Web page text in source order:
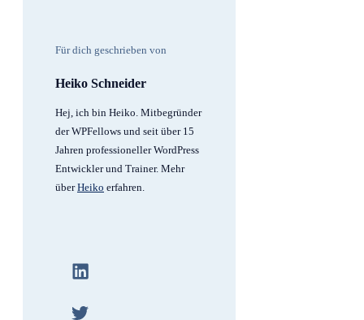
Für dich geschrieben von
Heiko Schneider
Hej, ich bin Heiko. Mitbegründer
der WPFellows und seit über 15
Jahren professioneller WordPress
Entwickler und Trainer. Mehr
überHeiko erfahren.